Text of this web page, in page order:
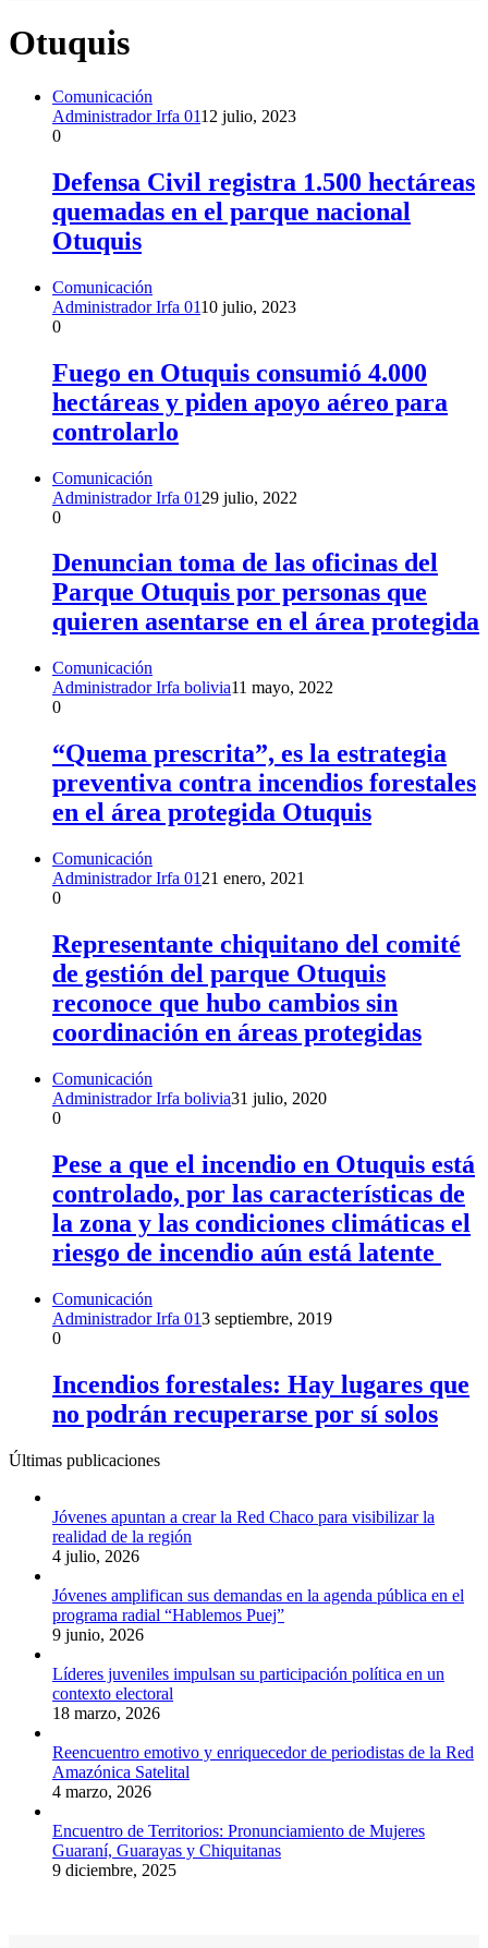
Otuquis
Comunicación
Administrador Irfa 0112 julio, 2023
0
Defensa Civil registra 1.500 hectáreas
quemadas en el parque nacional
Otuquis
Comunicación
Administrador Irfa 0110 julio, 2023
0
Fuego en Otuquis consumió 4.000
hectáreas y piden apoyo aéreo para
controlarlo
Comunicación
Administrador Irfa 01 29 julio, 2022
0
Denuncian toma de las oficinas del
Parque Otuquis por personas que
quieren asentarse en el área protegida
Comunicación
Administrador Irfa bolivia11 mayo, 2022
0
“Quema prescrita”, es la estrategia
preventiva contra incendios forestales
en el área protegida Otuquis
Comunicación
Administrador Irfa 01 21 enero, 2021
0
Representante chiquitano del comité
de gestión del parque Otuquis
reconoce que hubo cambios sin
coordinación en áreas protegidas
Comunicación
Administrador Irfa bolivia31 julio, 2020
0
Pese a que el incendio en Otuquis está
controlado, por las características de
la zona y las condiciones climáticas el
riesgo de incendio aún está latente
Comunicación
Administrador Irfa 013 septiembre, 2019
0
Incendios forestales: Hay lugares que
no podrán recuperarse por sí solos
Últimas publicaciones
Jóvenes apuntan a crear la Red Chaco para visibilizar la
realidad de la región
4 julio, 2026
Jóvenes amplifican sus demandas en la agenda pública en el
programa radial “Hablemos Puej”
9 junio, 2026
Líderes juveniles impulsan su participación política en un
contexto electoral
18 marzo, 2026
Reencuentro emotivo y enriquecedor de periodistas de la Red
Amazónica Satelital
4 marzo, 2026
Encuentro de Territorios: Pronunciamiento de Mujeres
Guaraní, Guarayas y Chiquitanas
9 diciembre, 2025